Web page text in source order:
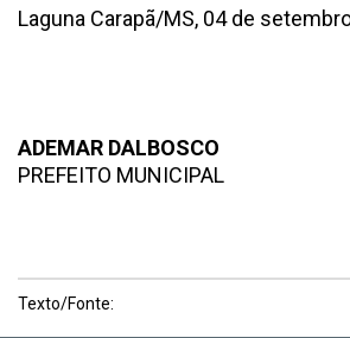
Laguna Carapã/MS, 04 de
ADEMAR DALBOSCO
PREFEITO MUNICIPAL
Texto/Fonte: